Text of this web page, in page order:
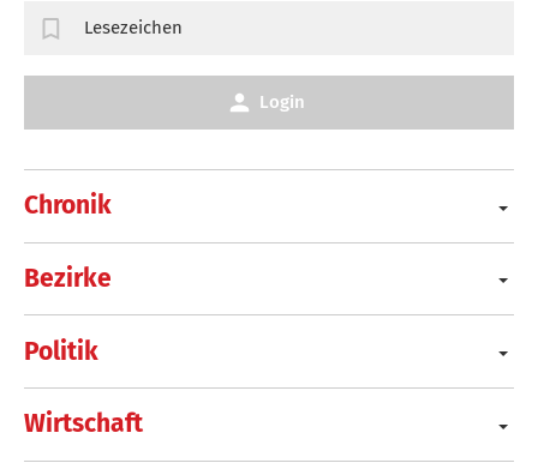
Chronik
Bezirke
Politik
Wirtschaft
Lesezeichen
Login